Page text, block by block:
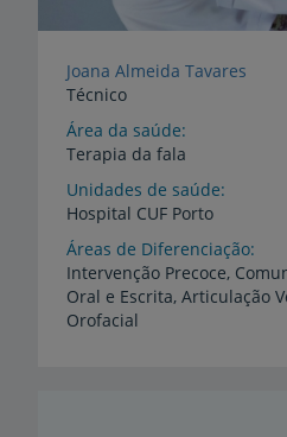
Joana Almeida Tavares
Técnico
Área da saúde
Terapia da fala
Unidades de saúde
Hospital CUF Porto
Áreas de Diferenciação
Intervenção Precoce,
Oral e Escrita, Articulação
Orofacial